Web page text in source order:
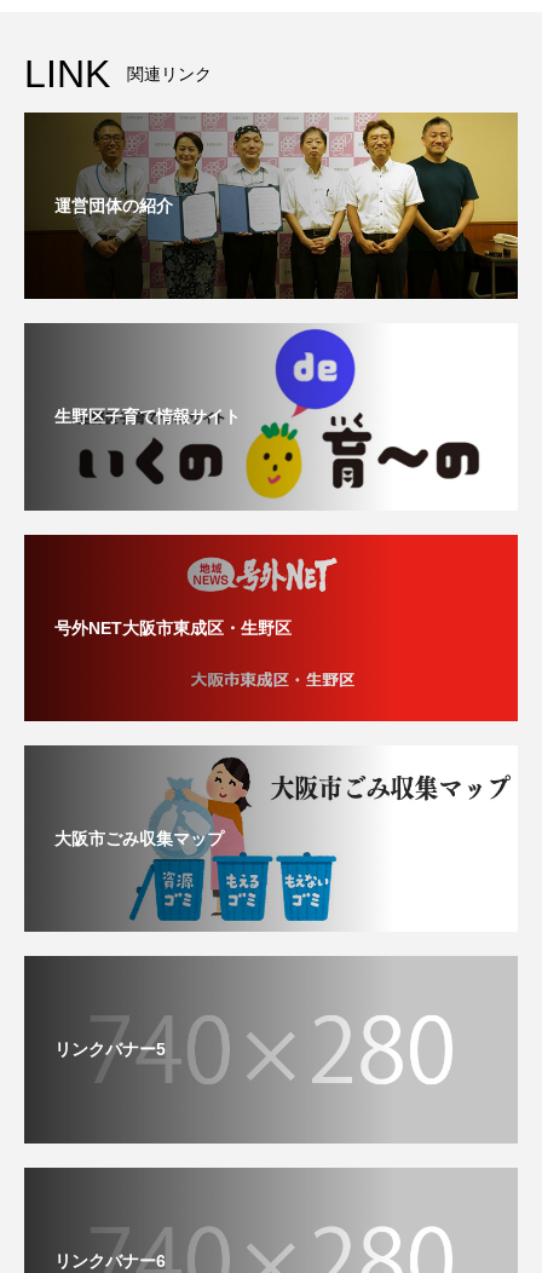
LINK 関連リンク
運営団体の紹介
生野区子育て情報サイト
号外NET大阪市東成区・生野区
大阪市ごみ収集マップ
リンクバナー5
リンクバナー6